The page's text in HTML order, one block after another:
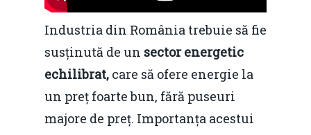
Industria din România trebuie să fie
susținută de un sector energetic
echilibrat, care să ofere energie la
un preț foarte bun, fără puseuri
majore de preț. Importanța acestui